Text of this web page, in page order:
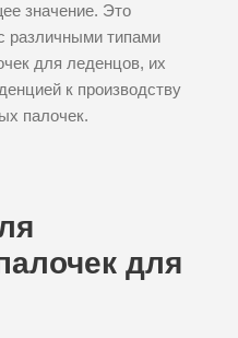
значение. Это
различными типами
для леденцов, их
к производству
палочек.
для